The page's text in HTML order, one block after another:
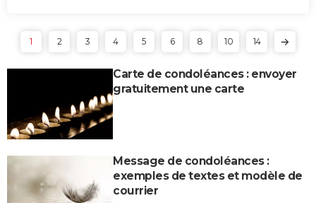
1 2 3 4 5 6 8 10 14
Carte de condoléances : envoyer
gratuitement une carte
Message de condoléances :
exemples de textes et modèle de
courrier